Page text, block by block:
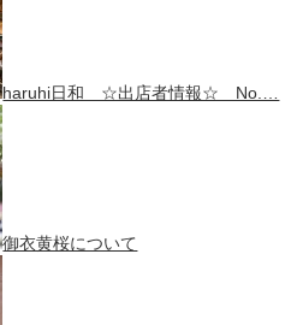
haruhi日和 ☆出店者情報☆ No.…
御衣黄桜について